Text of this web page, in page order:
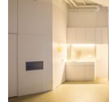
Garment Rack
Ground Floor
Handicap Accessible
Haussmann Style
Heating